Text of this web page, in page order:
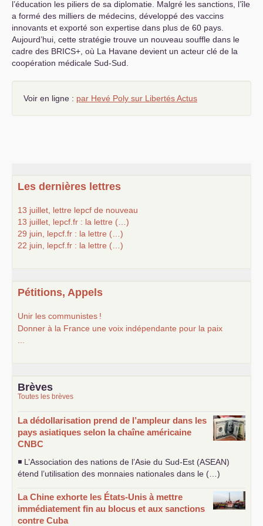
l’éducation les piliers de sa diplomatie. Malgré les sanctions, l’île
a formé des milliers de médecins, développé des vaccins
innovants et exporté son expertise dans plus de 60 pays.
Aujourd’hui, cette stratégie trouve un nouveau souffle dans le
cadre des BRICS+, où La Havane devient un acteur clé de la
coopération médicale Sud-Sud.
Voir en ligne : par Hevé Poly sur Libertés Actus
Les dernières lettres
13 juillet, lettre lepcf de nouveau
13 juillet, lepcf.fr : la lettre (…)
29 juin, lepcf.fr : la lettre (…)
22 juin, lepcf.fr : la lettre (…)
Pétitions, Appels
Unir les communistes !
Donner à la France une voix indépendante pour la paix
Brèves
Toutes les brèves
La dédollarisation prend de l’ampleur dans les
pays asiatiques selon la chaîne américaine
CNBC
◾ L’Association des nations de l’Asie du Sud-Est (ASEAN)
étend l’utilisation des monnaies nationales dans le (…)
La Chine exhorte les États-Unis à mettre
immédiatement fin au blocus et aux sanctions
contre Cuba